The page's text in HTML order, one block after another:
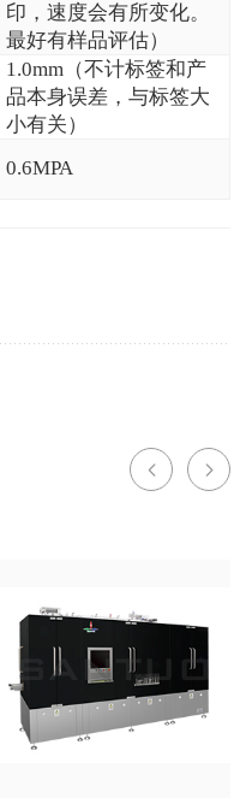
印，速度会有所变化。
最好有样品评估）
1.0mm（不计标签和产
品本身误差，与标签大
小有关）
0.6MPA